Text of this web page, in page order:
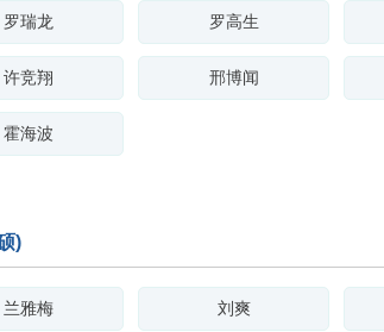
罗瑞龙 罗高生
许竞翔 邢博闻
霍海波
)
兰雅梅 刘爽